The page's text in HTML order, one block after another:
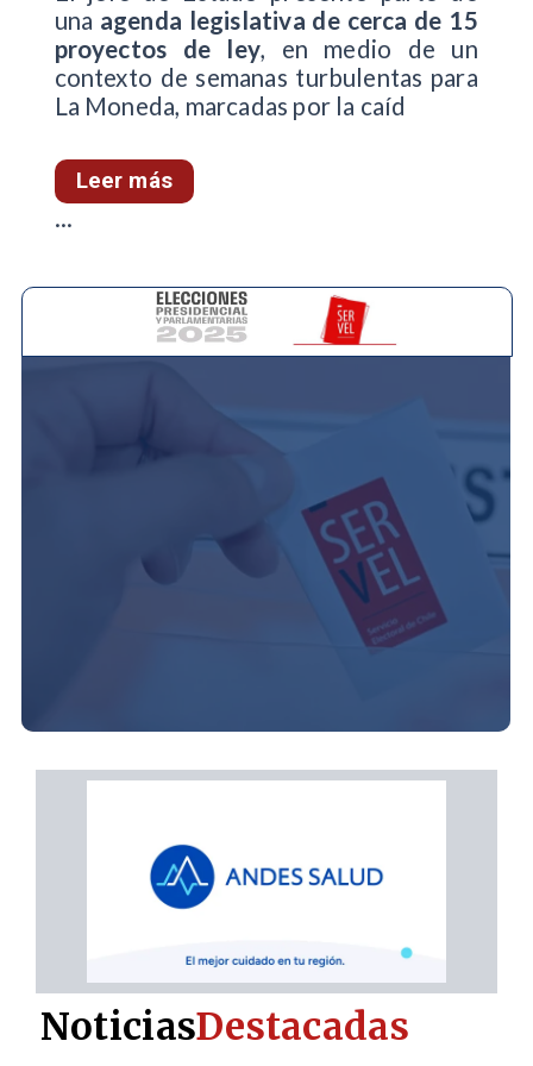
una agenda legislativa de cerca de 15
proyectos de ley, en medio de un
contexto de semanas turbulentas para
La Moneda, marcadas por la caíd
Leer más
...
NoticiasDestacadas